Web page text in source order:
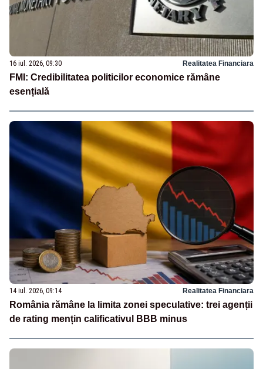
16 iul. 2026, 09:30 Realitatea Financiara
FMI: Credibilitatea politicilor economice rămâne
esențială
14 iul. 2026, 09:14 Realitatea Financiara
România rămâne la limita zonei speculative: trei agenții
de rating mențin calificativul BBB minus